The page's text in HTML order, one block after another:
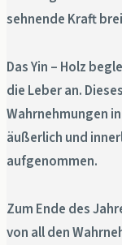
sehnende Kraft
Das Yin – Holz
die Leber an.
Wahrnehmungen
äußerlich und
aufgenommen.
Zum Ende des
von all den